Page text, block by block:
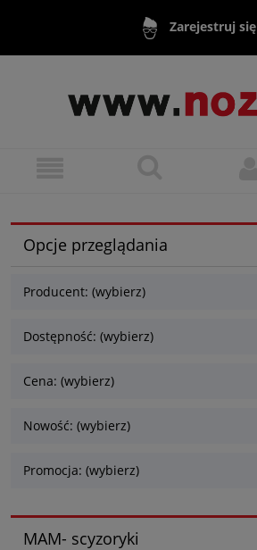
Zarejestruj się
Opcje przeglądania
Producent: (wybierz)
Dostępność: (wybierz)
Cena: (wybierz)
Nowość: (wybierz)
Promocja: (wybierz)
MAM- scyzoryki